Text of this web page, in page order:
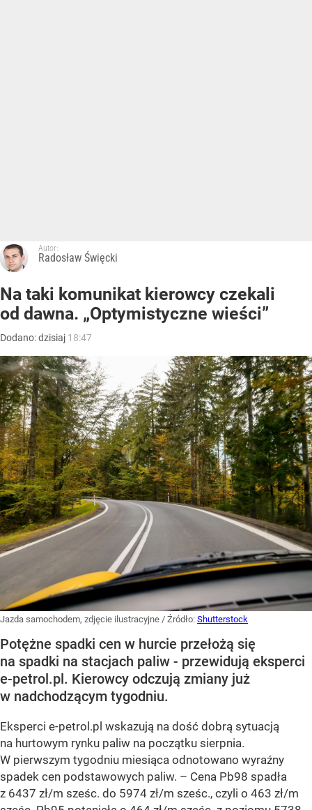
Autor:
Radosław Święcki
Na taki komunikat kierowcy czekali
od dawna. „Optymistyczne wieści”
Dodano:dzisiaj 18:47
Jazda samochodem, zdjęcie ilustracyjne / Źródło: Shutterstock
Potężne spadki cen w hurcie przełożą się
na spadki na stacjach paliw - przewidują eksperci
e-petrol.pl. Kierowcy odczują zmiany już
w nadchodzącym tygodniu.
Eksperci e-petrol.pl wskazują na dość dobrą sytuacją
na hurtowym rynku paliw na początku sierpnia.
W pierwszym tygodniu miesiąca odnotowano wyraźny
spadek cen podstawowych paliw. – Cena Pb98 spadła
z 6437 zł/m sześc. do 5974 zł/m sześc., czyli o 463 zł/m